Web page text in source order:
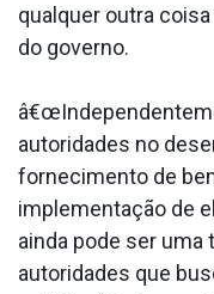
qualquer outra
do governo.
autoridades no
fornecimento de
implementação de
ainda pode ser uma
autoridades que